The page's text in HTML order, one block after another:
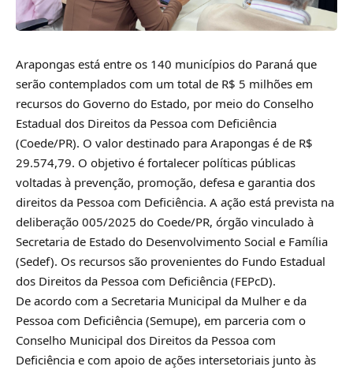
Arapongas está entre os 140 municípios do Paraná que
serão contemplados com um total de R$ 5 milhões em
recursos do Governo do Estado, por meio do Conselho
Estadual dos Direitos da Pessoa com Deficiência
(Coede/PR). O valor destinado para Arapongas é de R$
29.574,79. O objetivo é fortalecer políticas públicas
voltadas à prevenção, promoção, defesa e garantia dos
direitos da Pessoa com Deficiência. A ação está prevista na
deliberação 005/2025 do Coede/PR, órgão vinculado à
Secretaria de Estado do Desenvolvimento Social e Família
(Sedef). Os recursos são provenientes do Fundo Estadual
dos Direitos da Pessoa com Deficiência (FEPcD).
De acordo com a Secretaria Municipal da Mulher e da
Pessoa com Deficiência (Semupe), em parceria com o
Conselho Municipal dos Direitos da Pessoa com
Deficiência e com apoio de ações intersetoriais junto às